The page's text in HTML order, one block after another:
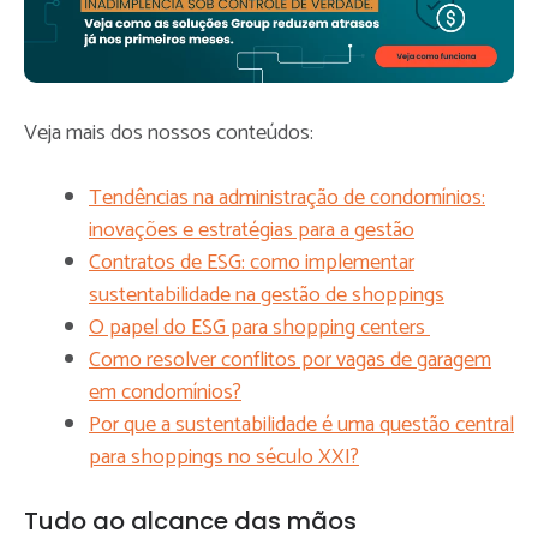
Veja mais dos nossos conteúdos:
Tendências na administração de condomínios:
inovações e estratégias para a gestão
Contratos de ESG: como implementar
sustentabilidade na gestão de shoppings
O papel do ESG para shopping centers
Como resolver conflitos por vagas de garagem
em condomínios?
Por que a sustentabilidade é uma questão central
para shoppings no século XXI?
Tudo ao alcance das mãos